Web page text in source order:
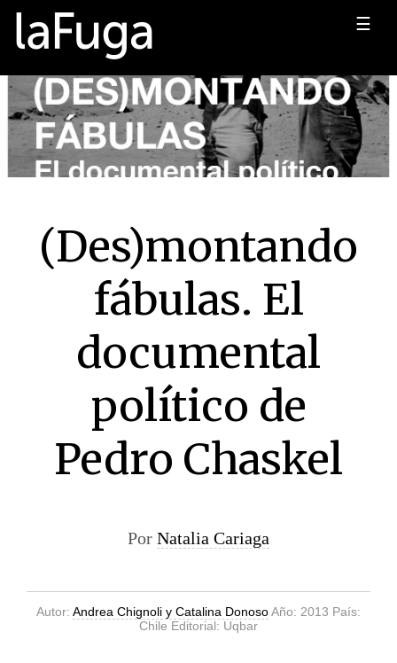
☰
(Des)montando
fábulas. El
documental
político de
Pedro Chaskel
Por Natalia Cariaga
Autor: Andrea Chignoli y Catalina DonosoAño: 2013 País:
Chile Editorial: Uqbar